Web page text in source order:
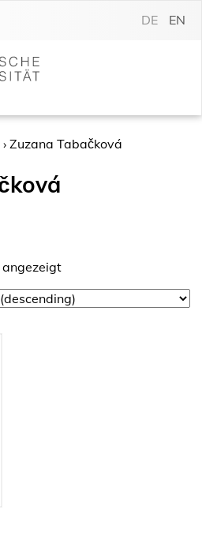
DE EN
› Zuzana Tabačková
angezeigt